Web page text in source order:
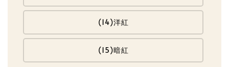
(14)洋紅
(15)暗紅